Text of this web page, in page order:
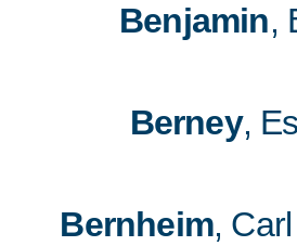
Benjamin,
Berney,
Bernheim,